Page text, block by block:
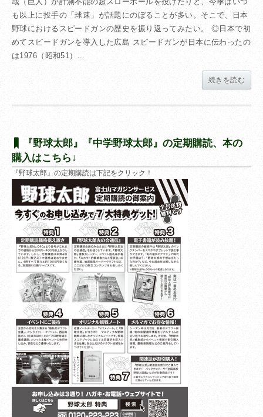
も以上に投手の「球速」が話題にのぼることが多い。そこで、日本
野球におけるスピードガンの歴史を振り返ってみたい。 ◎日本で初
めてスピードガンを導入した広島 スピードガンが日本に伝わったの
は1976（昭和51）...
続きを読む
『野球太郎』『中学野球太郎』の定期購読、本の
購入はこちら↓
『野球太郎』の定期購読は下記をクリック！